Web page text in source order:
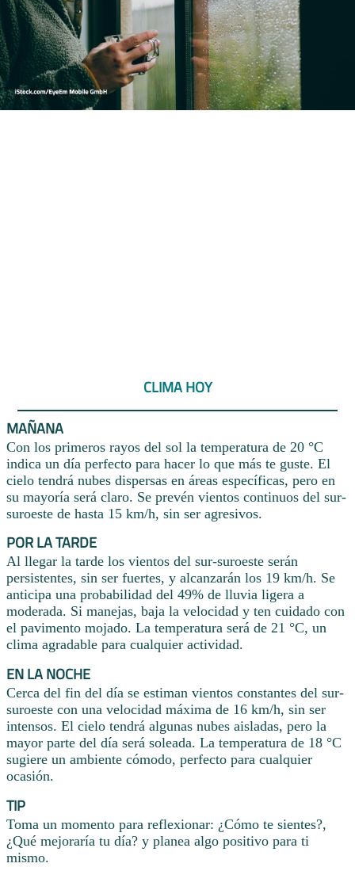
CLIMA HOY
MAÑANA
Con los primeros rayos del sol la temperatura de 20 °C
indica un día perfecto para hacer lo que más te guste. El
cielo tendrá nubes dispersas en áreas específicas, pero en
su mayoría será claro. Se prevén vientos continuos del sur-
suroeste de hasta 15 km/h, sin ser agresivos.
POR LA TARDE
Al llegar la tarde los vientos del sur-suroeste serán
persistentes, sin ser fuertes, y alcanzarán los 19 km/h. Se
anticipa una probabilidad del 49% de lluvia ligera a
moderada. Si manejas, baja la velocidad y ten cuidado con
el pavimento mojado. La temperatura será de 21 °C, un
clima agradable para cualquier actividad.
EN LA NOCHE
Cerca del fin del día se estiman vientos constantes del sur-
suroeste con una velocidad máxima de 16 km/h, sin ser
intensos. El cielo tendrá algunas nubes aisladas, pero la
mayor parte del día será soleada. La temperatura de 18 °C
sugiere un ambiente cómodo, perfecto para cualquier
ocasión.
TIP
Toma un momento para reflexionar: ¿Cómo te sientes?,
¿Qué mejoraría tu día? y planea algo positivo para ti
mismo.